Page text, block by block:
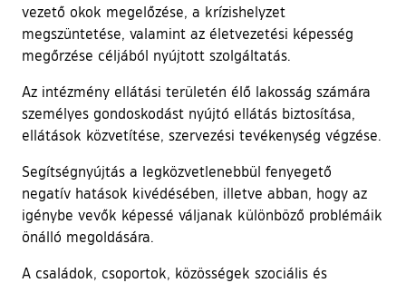
vezető okok megelőzése, a krízishelyzet
megszüntetése, valamint az életvezetési képesség
megőrzése céljából nyújtott szolgáltatás.
Az intézmény ellátási területén élő lakosság számára
személyes gondoskodást nyújtó ellátás biztosítása,
ellátások közvetítése, szervezési tevékenység végzése.
Segítségnyújtás a legközvetlenebbül fenyegető
negatív hatások kivédésében, illetve abban, hogy az
igénybe vevők képessé váljanak különböző problémáik
önálló megoldására.
A családok, csoportok, közösségek szociális és